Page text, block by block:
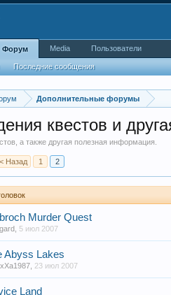
Дополнительные форумы
квестов и
а также другая полезная информация.
< Назад 1 2
Murder Quest
5 июл 2007
Abyss Lakes
23 июл 2007
Land
Форум
Последние сообщения
Media Пользователи